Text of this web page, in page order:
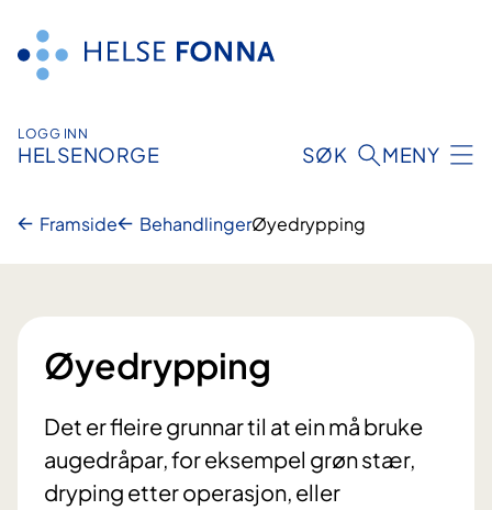
innhald
LOGG INN
HELSENORGE SØK MENY
Framside BehandlingerØyedrypping
Øyedrypping
Det er fleire grunnar til at ein må bruke
augedråpar, for eksempel grøn stær,
dryping etter operasjon, eller